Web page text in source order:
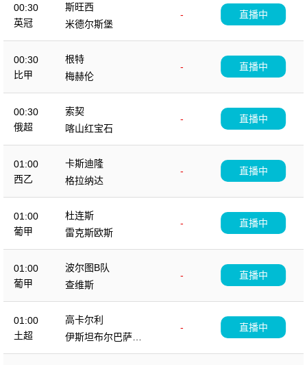
00:30
英冠
斯旺西
-
米德尔斯堡
直播中
00:30
比甲
根特
-
梅赫伦
直播中
00:30
俄超
索契
-
喀山红宝石
直播中
01:00
西乙
卡斯迪隆
-
格拉纳达
直播中
01:00
葡甲
杜连斯
-
雷克斯欧斯
直播中
01:00
葡甲
波尔图B队
-
查维斯
直播中
01:00
土超
高卡尔利
-
伊斯坦布尔巴萨克
塞尔
直播中